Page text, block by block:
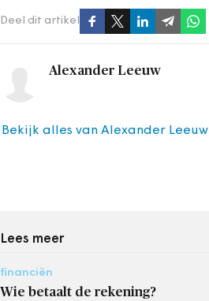
Deel dit artikel
Alexander Leeuw
Bekijk alles van Alexander Leeuw
Lees meer
financiën
Wie betaalt de rekening?